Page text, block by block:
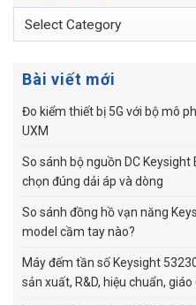
Chuyên
Bài viết mới
Đo kiểm thiết bị 5G với bộ mô
UXM
So sánh bộ nguồn DC Keysight
chọn đúng dải áp và dòng
So sánh đồng hồ vạn năng
model cầm tay nào?
Máy đếm tần số Keysight
sản xuất, R&D, hiệu chuẩn, giáo